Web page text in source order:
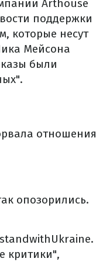
Arthouse
поддержки
которые несут
Мейсона
были
отношения
опозорились.
критики",